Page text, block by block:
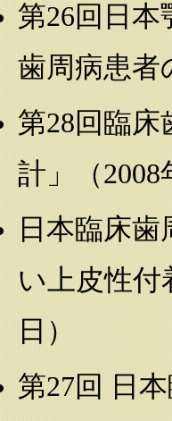
第26回日
歯周病患者
第28回臨
計」（2008
日本臨床
い上皮性付
日）
第27回 日